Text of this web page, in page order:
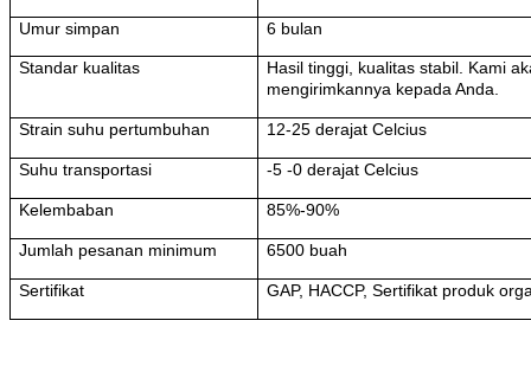
Umur simpan 6 bulan
Standar kualitas
Hasil tinggi, kualitas stabil. Kami
mengirimkannya kepada Anda.
Strain suhu pertumbuhan 12-25 derajat Celcius
Suhu transportasi -5 -0 derajat Celcius
Kelembaban 85%-90%
Jumlah pesanan minimum 6500 buah
Sertifikat GAP, HACCP, Sertifikat produk